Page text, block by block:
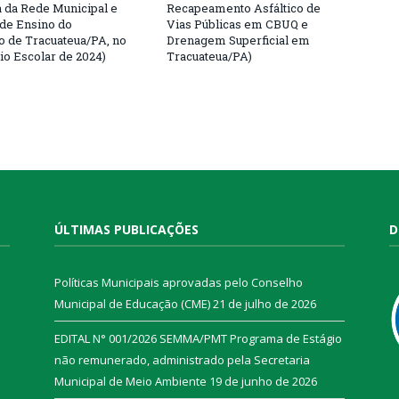
da Rede Municipal e
Ensino do
de Tracuateua/PA, no
Escolar de 2024)
Recapeamento Asfáltico de
Vias Públicas em CBUQ e
Drenagem Superficial em
Tracuateua/PA)
ÚLTIMAS PUBLICAÇÕES
Políticas Municipais aprovadas pelo Conselho
Municipal de Educação (CME)21 de julho de 2026
EDITAL N° 001/2026 SEMMA/PMT Programa de Estágio
não remunerado, administrado pela Secretaria
Municipal de Meio Ambiente 19 de junho de 2026